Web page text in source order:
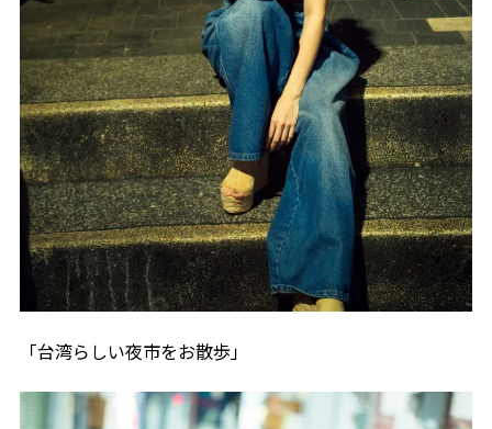
「台湾らしい夜市をお散歩」